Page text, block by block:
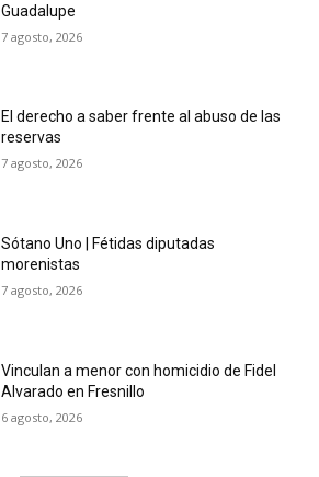
Guadalupe
7 agosto, 2026
El derecho a saber frente al abuso de las
reservas
7 agosto, 2026
Sótano Uno | Fétidas diputadas
morenistas
7 agosto, 2026
Vinculan a menor con homicidio de Fidel
Alvarado en Fresnillo
6 agosto, 2026